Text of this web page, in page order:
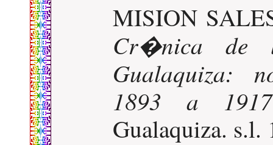
MISION
Cr�nica de
Gualaquiza:
1893 a 1917
Gualaquiza. s.l.